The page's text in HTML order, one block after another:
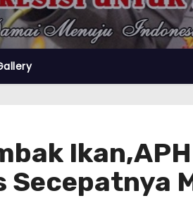
Secepatnya